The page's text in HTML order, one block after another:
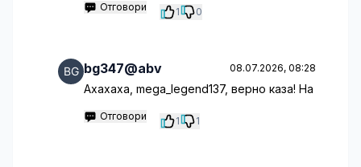
Отговори 1 0
bg347@abv 08.07.2026, 08:28
Ахахаха, mega_legend137, верно каза! На
Отговори 1 1